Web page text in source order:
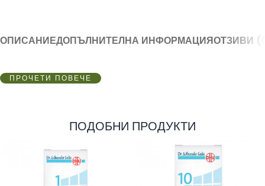
ОПИСАНИЕДОПЪЛНИТЕЛНА ИНФОРМАЦИЯОТЗИВИ
ПРОЧЕТИ ПОВЕЧЕ
ПОДОБНИ ПРОДУКТИ